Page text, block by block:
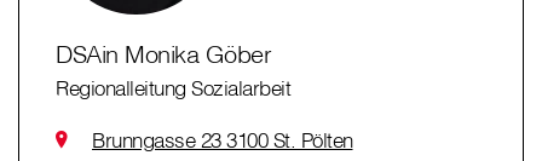
DSAin Monika Göber
Regionalleitung Sozialarbeit
Brunngasse 23 3100 St. Pölten